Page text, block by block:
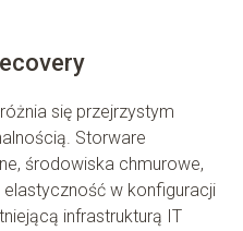
się przejrzystym
Storware
środowiska chmurowe,
w konfiguracji
infrastrukturą IT